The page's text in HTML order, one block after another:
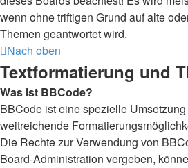
wenn ohne triftigen Grund auf alte
Themen geantwortet wird.
Nach oben
Textformatierung und
Was ist BBCode?
BBCode ist eine spezielle
weitreichende
Die Rechte zur Verwendung von
Board-Administration vergeben,